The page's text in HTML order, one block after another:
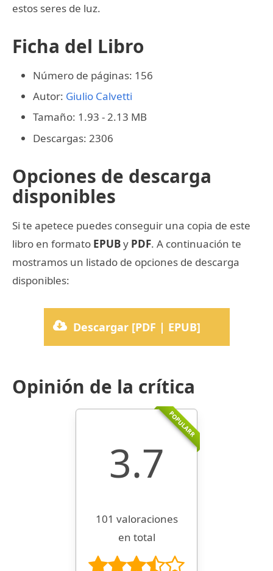
estos seres de luz.
Ficha del Libro
Número de páginas: 156
Autor: Giulio Calvetti
Tamaño: 1.93 - 2.13 MB
Descargas: 2306
Opciones de descarga
disponibles
Si te apetece puedes conseguir una copia de este
libro en formato EPUBy PDF. A continuación te
mostramos un listado de opciones de descarga
disponibles:
Descargar [PDF | EPUB]
Opinión de la crítica
POPULARR
3.7
101 valoraciones
en total